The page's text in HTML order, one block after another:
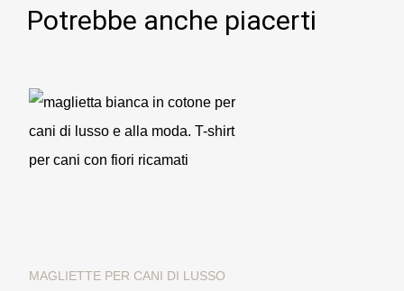
Potrebbe anche piacerti
MAGLIETTE PER CANI DI LUSSO